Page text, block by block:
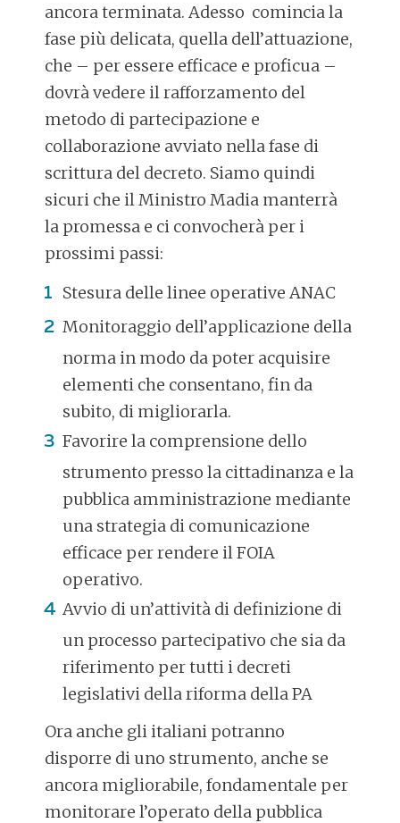
ancora terminata. Adesso comincia la
fase più delicata, quella dell’attuazione,
che – per essere efficace e proficua –
dovrà vedere il rafforzamento del
metodo di partecipazione e
collaborazione avviato nella fase di
scrittura del decreto. Siamo quindi
sicuri che il Ministro Madia manterrà
la promessa e ci convocherà per i
prossimi passi:
Stesura delle linee operative ANAC
Monitoraggio dell’applicazione della
norma in modo da poter acquisire
elementi che consentano, fin da
subito, di migliorarla.
Favorire la comprensione dello
strumento presso la cittadinanza e la
pubblica amministrazione mediante
una strategia di comunicazione
efficace per rendere il FOIA
operativo.
Avvio di un’attività di definizione di
un processo partecipativo che sia da
riferimento per tutti i decreti
legislativi della riforma della PA
Ora anche gli italiani potranno
disporre di uno strumento, anche se
ancora migliorabile, fondamentale per
monitorare l’operato della pubblica